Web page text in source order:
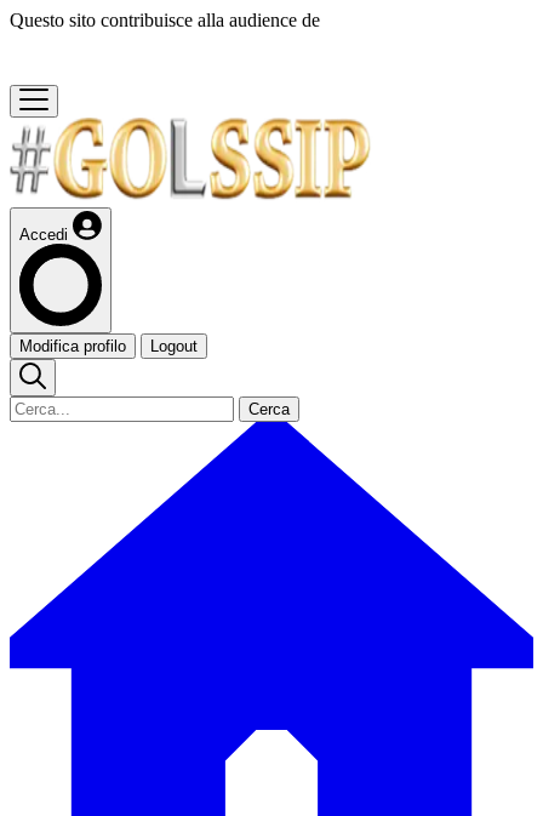
Questo sito contribuisce alla audience de
Accedi
Modifica profilo Logout
Cerca